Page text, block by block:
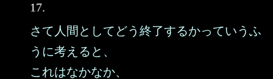
17.
さて人間としてどう終了するかっていうふ
うに考えると、
これはなかなか、